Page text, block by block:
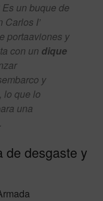
Es un buque de
Carlos I’
portaaviones y
con un dique
y
lo que lo
una
de desgaste y